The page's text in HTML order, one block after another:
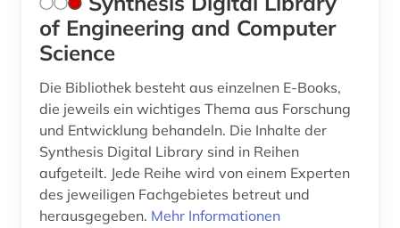
of Engineering and Computer
Science
Die Bibliothek besteht aus einzelnen E-Books,
die jeweils ein wichtiges Thema aus Forschung
und Entwicklung behandeln. Die Inhalte der
Synthesis Digital Library sind in Reihen
aufgeteilt. Jede Reihe wird von einem Experten
des jeweiligen Fachgebietes betreut und
herausgegeben. Mehr Informationen